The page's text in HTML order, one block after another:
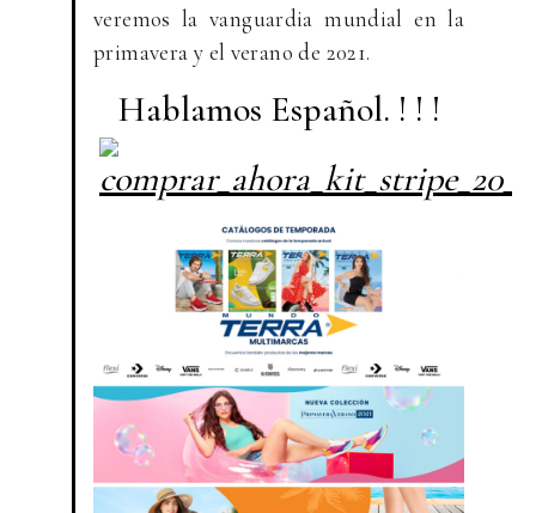
veremos la vanguardia mundial en la
primavera y el verano de 2021.
Hablamos Español. ! ! !